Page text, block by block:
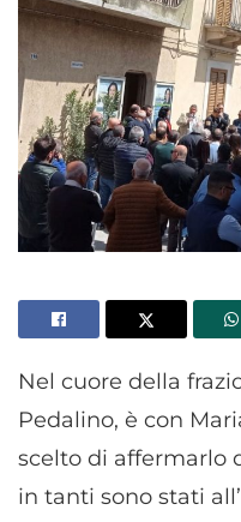
Nel cuore della
Pedalino, è con
scelto di affermarlo
in tanti sono stati